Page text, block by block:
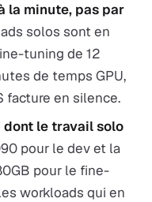
la minute, pas par
solos sont en
tuning de 12
de temps GPU,
facture en silence.
dont le travail solo
pour le dev et la
pour le fine-
workloads qui en